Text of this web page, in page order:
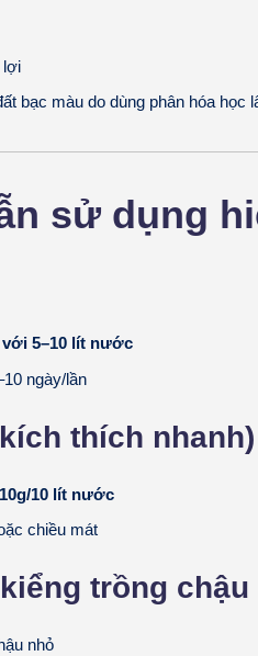
lợi
bạc màu do dùng phân hóa học
sử dụng
với 5–10 lít nước
ngày/lần
thích nhanh)
10 lít nước
chiều mát
trồng chậu
nhỏ